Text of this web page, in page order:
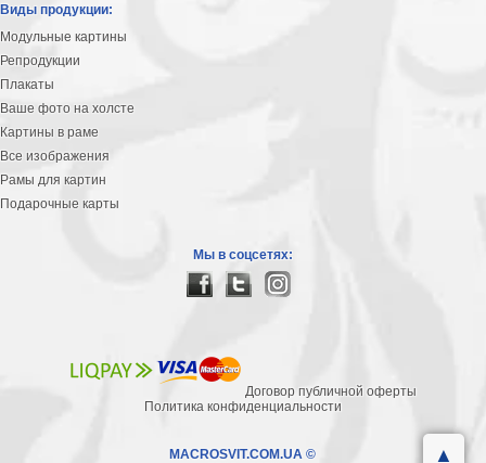
Виды продукции:
Модульные картины
Репродукции
Плакаты
Ваше фото на холсте
Картины в раме
Все изображения
Рамы для картин
Подарочные карты
Мы в соцсетях:
Договор публичной оферты
Политика конфиденциальности
MACROSVIT.COM.UA ©
▲